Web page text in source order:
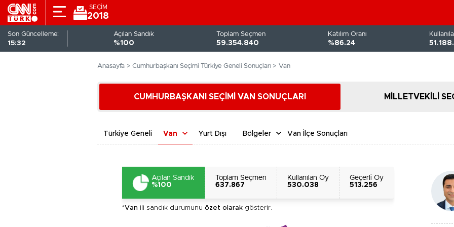
SEÇİM
2018
Son Güncelleme:
15:32
Açılan Sandık
%100
Toplam Seçmen
59.354.840
Katılım Oranı
%86.24
Anasayfa > Cumhurbaşkanı Seçimi Türkiye Geneli Sonuçları > Van
CUMHURBAŞKANI SEÇİMİ VAN SONUÇLARI MİLLETVEKİLİ
Türkiye Geneli Van Yurt Dışı Bölgeler Van İlçe Sonuçları
Açılan Sandık
%100
Toplam Seçmen
637.867
Kullanılan Oy
530.038
Geçerli Oy
513.256
*Van ili sandık durumunuözet olarak gösterir.